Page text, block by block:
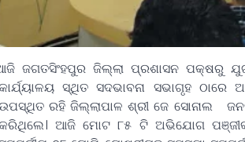
ଆଜି ଜଗତସିଂହପୁର ଜିଲ୍ଲା ପ୍ରଶାସନ
ସ୍ଥିତ ସଦଭାବନା ସଭାଗୃହ ଠାରେ
ରହି ଜିଲ୍ଲାପାଳ ଶ୍ରୀ ଜେ ସୋନାଲ
ଆଜି ମୋଟ ୮୫ ଟି ଅଭିଯୋଗ